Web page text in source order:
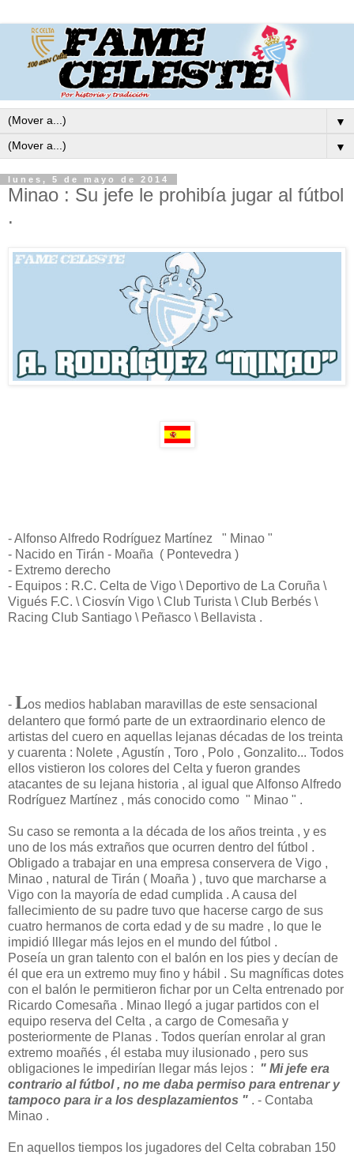
▼
▼
lunes, 5 de mayo de 2014
Minao : Su jefe le prohibía jugar al fútbol
.
- Alfonso Alfredo Rodríguez Martínez " Minao "
- Nacido en Tirán - Moaña ( Pontevedra )
- Extremo derecho
- Equipos : R.C. Celta de Vigo \ Deportivo de La Coruña \
Vigués F.C. \ Ciosvín Vigo \ Club Turista \ Club Berbés \
Racing Club Santiago \ Peñasco \ Bellavista .
- Los medios hablaban maravillas de este sensacional
delantero que formó parte de un extraordinario elenco de
artistas del cuero en aquellas lejanas décadas de los treinta
y cuarenta : Nolete , Agustín , Toro , Polo , Gonzalito... Todos
ellos vistieron los colores del Celta y fueron grandes
atacantes de su lejana historia , al igual que Alfonso Alfredo
Rodríguez Martínez , más conocido como " Minao " .
Su caso se remonta a la década de los años treinta , y es
uno de los más extraños que ocurren dentro del fútbol .
Obligado a trabajar en una empresa conservera de Vigo ,
Minao , natural de Tirán ( Moaña ) , tuvo que marcharse a
Vigo con la mayoría de edad cumplida . A causa del
fallecimiento de su padre tuvo que hacerse cargo de sus
cuatro hermanos de corta edad y de su madre , lo que le
impidió lllegar más lejos en el mundo del fútbol .
Poseía un gran talento con el balón en los pies y decían de
él que era un extremo muy fino y hábil . Su magníficas dotes
con el balón le permitieron fichar por un Celta entrenado por
Ricardo Comesaña . Minao llegó a jugar partidos con el
equipo reserva del Celta , a cargo de Comesaña y
posteriormente de Planas . Todos querían enrolar al gran
extremo moañés , él estaba muy ilusionado , pero sus
obligaciones le impedirían llegar más lejos : " Mi jefe era
contrario al fútbol , no me daba permiso para entrenar y
tampoco para ir a los desplazamientos " . - Contaba
Minao .
En aquellos tiempos los jugadores del Celta cobraban 150